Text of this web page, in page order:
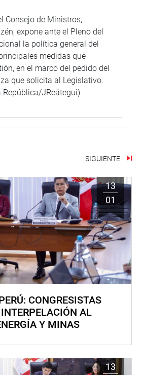
Consejo de Ministros,
expone ante el Pleno del
la política general del
medidas que
en el marco del pedido del
que solicita al Legislativo.
República/JReátegui)
SIGUIENTE
13
01
CONGRESISTAS
AL
Y MINAS
13